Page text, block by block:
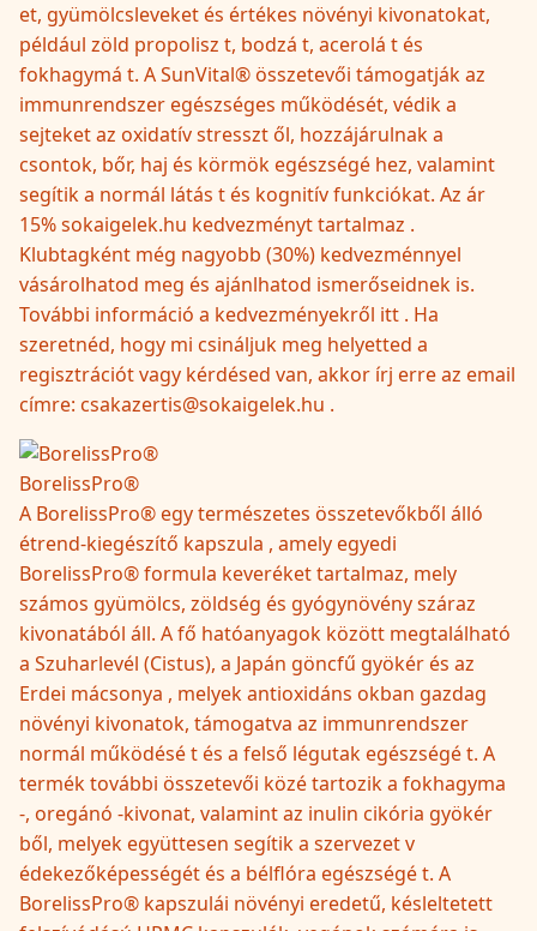
et, gyümölcsleveket és értékes növényi kivonatokat,
például zöld propolisz t, bodzá t, acerolá t és
fokhagymá t. A SunVital® összetevői támogatják az
immunrendszer egészséges működését, védik a
sejteket az oxidatív stresszt ől, hozzájárulnak a
csontok, bőr, haj és körmök egészségé hez, valamint
segítik a normál látás t és kognitív funkciókat. Az ár
15% sokaigelek.hu kedvezményt tartalmaz .
Klubtagként még nagyobb (30%) kedvezménnyel
vásárolhatod meg és ajánlhatod ismerőseidnek is.
További információ a kedvezményekről itt . Ha
szeretnéd, hogy mi csináljuk meg helyetted a
regisztrációt vagy kérdésed van, akkor írj erre az email
címre: csakazertis@sokaigelek.hu .
BorelissPro®
A BorelissPro® egy természetes összetevőkből álló
étrend-kiegészítő kapszula , amely egyedi
BorelissPro® formula keveréket tartalmaz, mely
számos gyümölcs, zöldség és gyógynövény száraz
kivonatából áll. A fő hatóanyagok között megtalálható
a Szuharlevél (Cistus), a Japán göncfű gyökér és az
Erdei mácsonya , melyek antioxidáns okban gazdag
növényi kivonatok, támogatva az immunrendszer
normál működésé t és a felső légutak egészségé t. A
termék további összetevői közé tartozik a fokhagyma
-, oregánó -kivonat, valamint az inulin cikória gyökér
ből, melyek együttesen segítik a szervezet v
édekezőképességét és a bélflóra egészségé t. A
BorelissPro® kapszulái növényi eredetű, késleltetett